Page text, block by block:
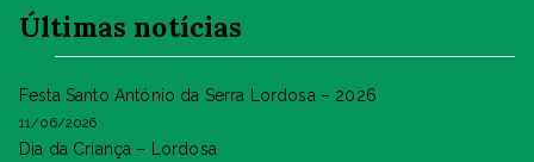
Últimas notícias
Festa Santo António da Serra Lordosa – 2026
11/06/2026
Dia da Criança – Lordosa